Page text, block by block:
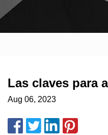
Las claves para
Aug 06, 2023